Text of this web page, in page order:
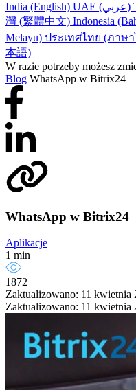
India (English)
UAE (عربي)
灣 (繁體中文) Indonesia
Melayu) ประเทศไทย (ภาษ
本語)
W razie potrzeby możesz
Blog WhatsApp w Bitrix24
WhatsApp w Bitrix24
Aplikacje
1 min
1872
Zaktualizowano: 11 kwietnia
Zaktualizowano: 11 kwietnia